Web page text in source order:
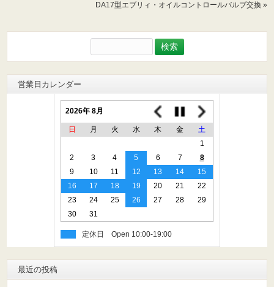
DA17型エブリィ・オイルコントロールバルブ交換 »
索:
営業日カレンダー
2026年 8月
日 月 火 水 木 金
土
1
2
3 4 5 6 7
8
9
10 11 12 13 14
15
16
17 18 19 20 21
22
23
24 25 26 27 28
29
30
31
定休日
最近の投稿